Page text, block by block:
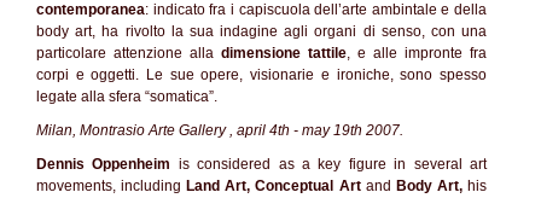
contemporanea: indicato fra i capiscuola dell’arte ambintale e della
body art, ha rivolto la sua indagine agli organi di senso, con una
particolare attenzione alla dimensione tattile, e alle impronte fra
corpi e oggetti. Le sue opere, visionarie e ironiche, sono spesso
legate alla sfera “somatica”.
Milan, Montrasio Arte Gallery , april 4th - may 19th 2007.
Dennis Oppenheim is considered as a key figure in several art
movements, including Land Art, Conceptual Artand Body Art,his